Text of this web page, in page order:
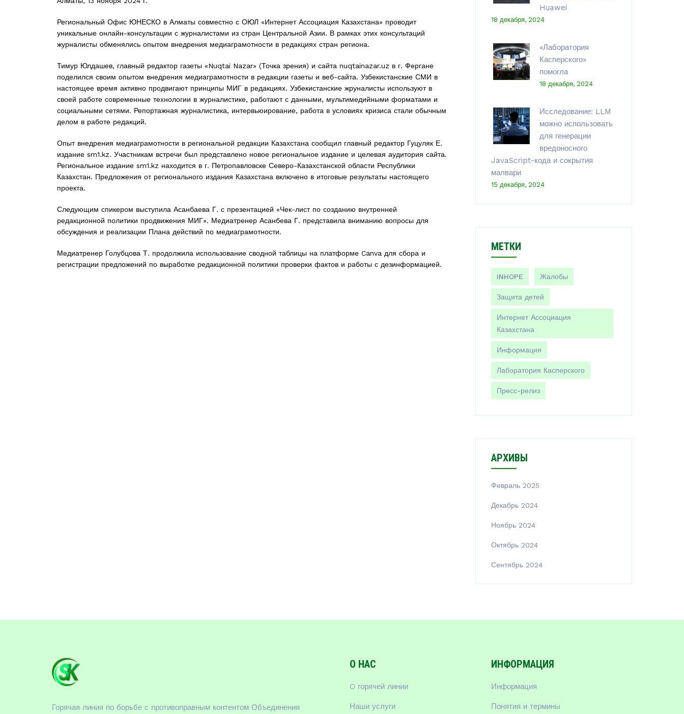
Региональный Офис ЮНЕСКО в Алматы совместно с ОЮЛ «Интернет Ассоциация Казахстана» проводит
уникальные онлайн-консультации с журналистами из стран Центральной Азии. В рамках этих консультаций
журналисты обменялись опытом внедрения медиаграмотности в редакциях стран региона.
Тимур Юлдашев, главный редактор газеты «Nuqtai Nazar» (Точка зрения) и сайта nuqtainazar.uz в г. Фергане
поделился своим опытом внедрения медиаграмотности в редакции газеты и веб-сайта. Узбекистанские СМИ в
настоящее время активно продвигают принципы МИГ в редакциях. Узбекистанские жруналисты используют в
своей работе современные технологии в журналистике, работают с данными, мультимедийными форматами и
социальными сетями. Репортажная журналистика, интервьюирование, работа в условиях кризиса стали обычным
делом в работе редакций.
Опыт внедрения медиаграмотности в региональной редакции Казахстана сообщил главный редактор Гуцуляк Е.
издание sm1.kz. Участникам встречи был представлено новое региональное издание и целевая аудитория сайта.
Региональное издание sm1.kz находится в г. Петропавловске Северо-Казахстанской области Республики
Казахстан. Предложения от регионального издания Казахстана включено в итоговые результаты настоящего
проекта.
Следующим спикером выступила Асанбаева Г. с презентацией «Чек-лист по созданию внутренней
редакционной политики продвижения МИГ». Медиатренер Асанбева Г. представила вниманию вопросы для
обсуждения и реализации Плана действий по медиаграмотности.
Медиатренер Голубцова Т. продолжила использование сводной таблицы на платформе Canva для сбора и
регистрации предложений по выработке редакционной политики проверки фактов и работы с дезинформацией.
Huawei
18 декабря, 2024
«Лаборатория
Касперского»
помогла
18 декабря, 2024
Исследование: LLM
можно использовать
для генерации
вредоносного
JavaScript-кода и сокрытия
малвари
15 декабря, 2024
МЕТКИ
INHOPE Жалобы
Защита детей
Интернет Ассоциация
Казахстана
Информация
Лаборатория Касперского
Пресс-релиз
АРХИВЫ
Февраль 2025
Декабрь 2024
Ноябрь 2024
Октябрь 2024
Сентябрь 2024
Горячая линия по борьбе с противоправным контентом Объединения
О НАС
O горячей линии
Наши услуги
ИНФОРМАЦИЯ
Информация
Понятия и термины